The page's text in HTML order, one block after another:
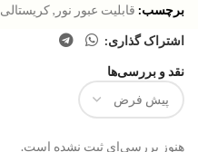
برچسب: قابلیت عبور نور ,کریستالی
اشتراک گذاری:
نقد و بررسی‌ها
هنوز بررسی‌ای ثبت نشده است.